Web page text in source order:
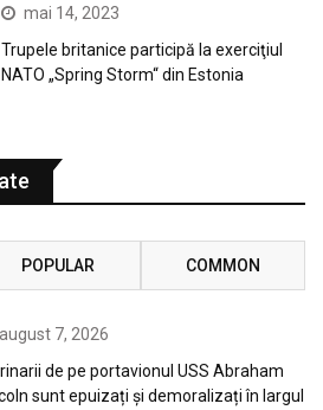
mai 14, 2023
Trupele britanice participă la exerciţiul
NATO „Spring Storm“ din Estonia
POPULAR COMMON
august 7, 2026
de pe portavionul USS Abraham
sunt epuizați și demoralizați în largul